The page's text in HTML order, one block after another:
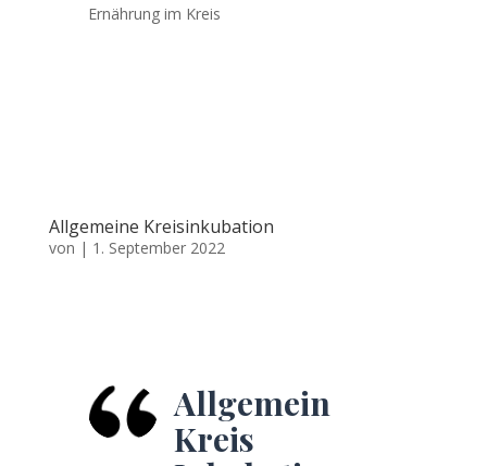
Ernährung im Kreis
Allgemeine Kreisinkubation
von | 1. September 2022
Allgemein
Kreis